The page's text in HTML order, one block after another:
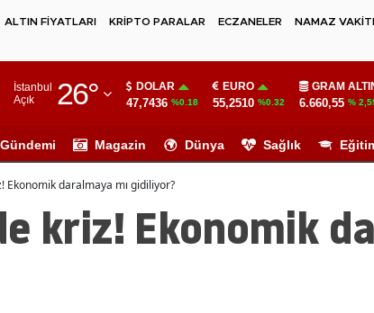
ALTIN FİYATLARI KRİPTO PARALAR ECZANELER
NAMAZ
İstanbul
Açık
26°
Adıyaman
Ağrı
Ankara
DOLAR
47,7436 %0.18
EURO
55,2510 %0.32
GRAM
6.660,55 %
Magazin Dünya Sağlık
Ekonomik daralmaya mı gidiliyor?
kriz! Ekonomik